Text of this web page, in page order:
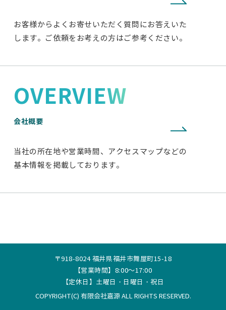
お客様からよくお寄せいただく質問にお答えいた
します。ご依頼をお考えの方はご参考ください。
OVERVIEW
会社概要
当社の所在地や営業時間、アクセスマップなどの
基本情報を掲載しております。
〒918-8024 福井県福井市舞屋町15-18
【営業時間】8:00～17:00
【定休日】土曜日・日曜日・祝日
COPYRIGHT(C) 有限会社嘉源 ALL RIGHTS RESERVED.